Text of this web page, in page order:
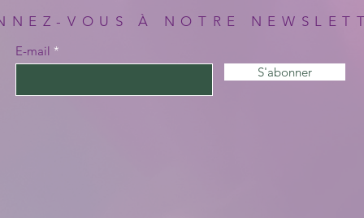
VOUS À NOTRE
E-mail
S'abonner